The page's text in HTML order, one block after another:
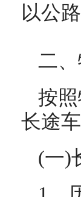
以公
二、
按
长途
(一)